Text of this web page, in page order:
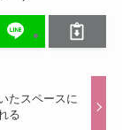
たスペースに
る